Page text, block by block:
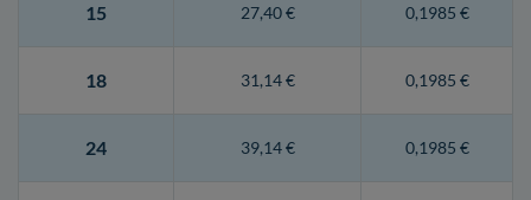
15 27,40 € 0,1985 €
18 31,14 € 0,1985 €
24 39,14 € 0,1985 €